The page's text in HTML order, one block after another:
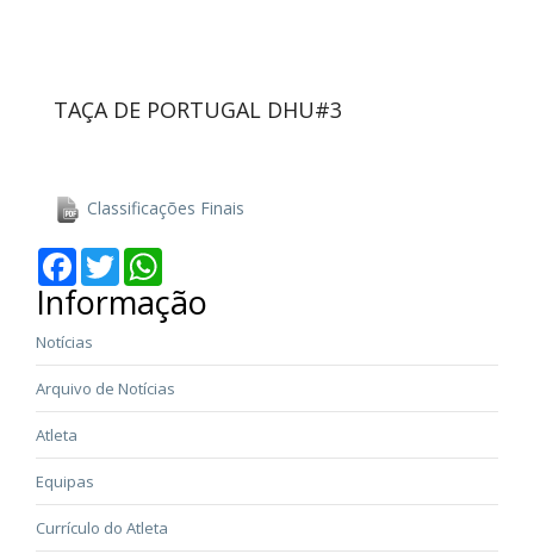
TAÇA DE PORTUGAL DHU#3
Classificações Finais
Facebook
Twitter
Informação
Notícias
Arquivo de Notícias
Atleta
Equipas
Currículo do Atleta